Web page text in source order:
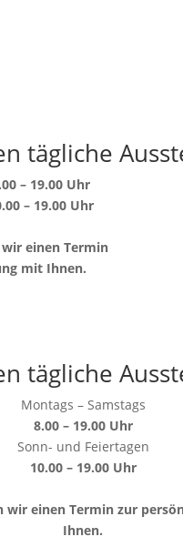
tägliche
– 19.00 Uhr
– 19.00 Uhr
einen Termin
mit Ihnen.
tägliche
Montags – Samstags
8.00 – 19.00 Uhr
Sonn- und Feiertagen
10.00 – 19.00 Uhr
wir einen Termin zur
Ihnen.